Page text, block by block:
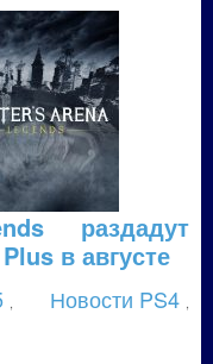
раздадут
в августе
Новости PS4